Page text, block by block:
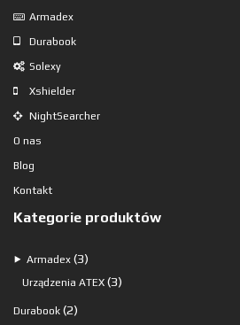
Armadex
Durabook
Solexy
Xshielder
NightSearcher
O nas
Blog
Kontakt
Kategorie produktów
⯈ Armadex 33
produkty
Urządzenia ATEX 33
Durabook 22